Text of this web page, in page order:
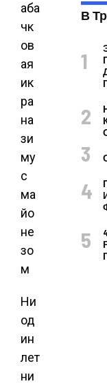
Ни
од
ин
лет
ни
В